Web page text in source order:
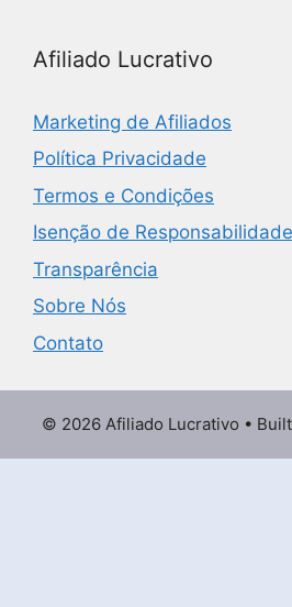
Afiliado Lucrativo
Marketing de Afiliados
Política Privacidade
Termos e Condições
Isenção de Responsabilidade
Transparência
Sobre Nós
Contato
© 2026 Afiliado Lucrativo •